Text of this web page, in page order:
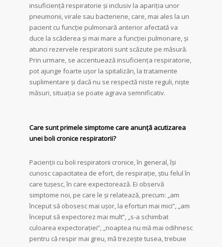
insuficiență respiratorie și inclusiv la apariția unor
pneumonii, virale sau bacteriene, care, mai ales la un
pacient cu funcție pulmonară anterior afectată va
duce la scăderea și mai mare a funcției pulmonare, și
atunci rezervele respiratorii sunt scăzute pe măsură.
Prin urmare, se accentuează insuficiența respiratorie,
pot ajunge foarte ușor la spitalizări, la tratamente
suplimentare și dacă nu se respectă niste reguli, niște
măsuri, situația se poate agrava semnificativ.
Caresunt primele simptome care anunţă acutizarea
unei boli cronice respiratorii?
Pacienții cu boli respiratorii cronice, în general, își
cunosc capacitatea de efort, de respirație, știu felul în
care tușesc, în care expectorează. Ei observă
simptome noi, pe care le și relatează, precum: „am
început să obosesc mai ușor, la eforturi mai mici”, „am
început să expectorez mai mult”, „s-a schimbat
culoarea expectorației”, „noaptea nu mă mai odihnesc
pentru că respir mai greu, mă trezește tusea, trebuie